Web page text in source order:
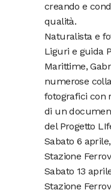
creando e
qualità.
Naturalista e
Liguri e guida
Marittime,
numerose
fotografici con
di un
del Progetto
Sabato 6
Stazione
Sabato 13
Stazione